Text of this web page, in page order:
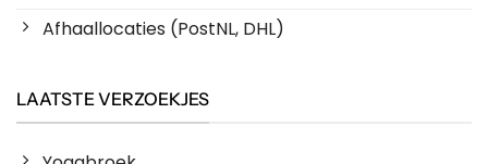
Afhaallocaties (PostNL, DHL)
LAATSTE VERZOEKJES